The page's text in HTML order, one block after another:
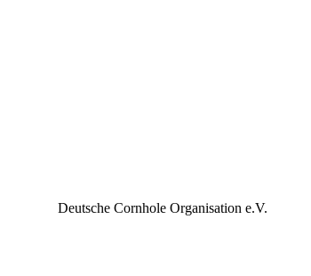
Deutsche Cornhole Organisation e.V.